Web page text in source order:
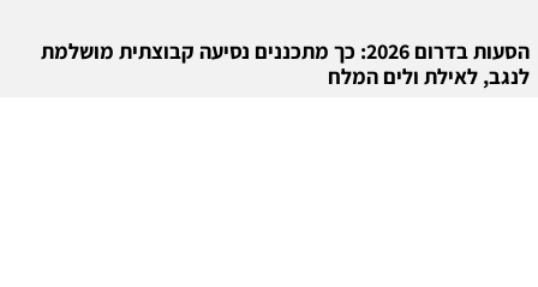
הסעות בדרום 2026: כך מתכננים נסיעה קבוצתית מושלמת
לנגב, לאילת ולים המלח